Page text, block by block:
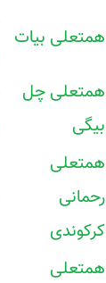
همتعلی بیات
همتعلی چل
بیگی
همتعلی
رحمانی
کرکوندی
همتعلی